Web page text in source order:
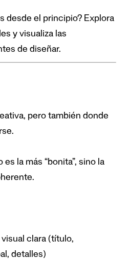
desde el principio? Explora
y visualiza las
de diseñar.
pero también donde
la más “bonita”, sino la
clara (título,
detalles)